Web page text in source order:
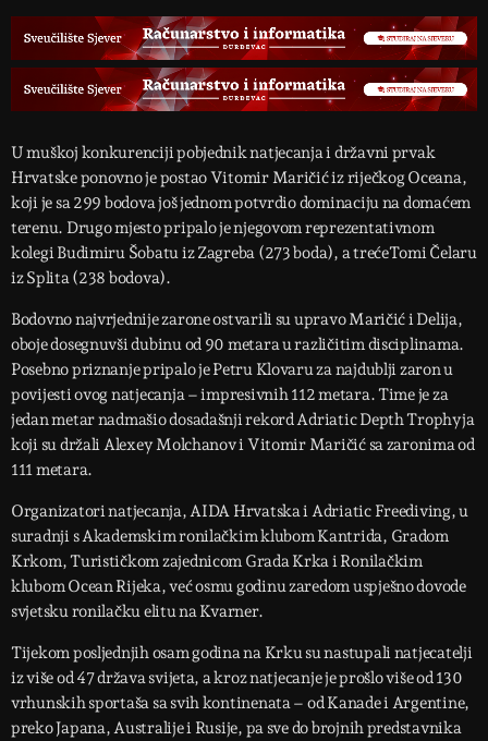
U muškoj konkurenciji pobjednik natjecanja i državni prvak
Hrvatske ponovno je postao Vitomir Maričić iz riječkog Oceana,
koji je sa 299 bodova još jednom potvrdio dominaciju na domaćem
terenu. Drugo mjesto pripalo je njegovom reprezentativnom
kolegi Budimiru Šobatu iz Zagreba (273 boda), a trećeTomi Čelaru
iz Splita (238 bodova).
Bodovno najvrjednije zarone ostvarili su upravo Maričić i Delija,
oboje dosegnuvši dubinu od 90 metara u različitim disciplinama.
Posebno priznanje pripalo je Petru Klovaru za najdublji zaron u
povijesti ovog natjecanja – impresivnih 112 metara. Time je za
jedan metar nadmašio dosadašnji rekord Adriatic Depth Trophyja
koji su držali Alexey Molchanov i Vitomir Maričić sa zaronima od
111 metara.
Organizatori natjecanja, AIDA Hrvatska i Adriatic Freediving, u
suradnji s Akademskim ronilačkim klubom Kantrida, Gradom
Krkom, Turističkom zajednicom Grada Krka i Ronilačkim
klubom Ocean Rijeka, već osmu godinu zaredom uspješno dovode
svjetsku ronilačku elitu na Kvarner.
Tijekom posljednjih osam godina na Krku su nastupali natjecatelji
iz više od 47 država svijeta, a kroz natjecanje je prošlo više od 130
vrhunskih sportaša sa svih kontinenata – od Kanade i Argentine,
preko Japana, Australije i Rusije, pa sve do brojnih predstavnika